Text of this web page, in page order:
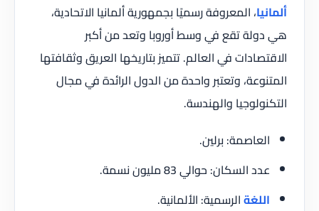
ألمانيا، المعروفة رسميًا بجمهورية ألمانيا الاتحادية،
هي دولة تقع في وسط أوروبا وتعد من أكبر
الاقتصادات في العالم. تتميز بتاريخها العريق وثقافتها
المتنوعة، وتعتبر واحدة من الدول الرائدة في مجال
التكنولوجيا والهندسة.
العاصمة: برلين.
عدد السكان: حوالي 83 مليون نسمة.
اللغةالرسمية: الألمانية.